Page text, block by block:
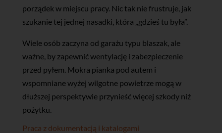
porządek w miejscu pracy. Nic tak nie frustruje, jak
szukanie tej jednej nasadki, która „gdzieś tu była”.
Wiele osób zaczyna od garażu typu blaszak, ale
ważne, by zapewnić wentylację i zabezpieczenie
przed pyłem. Mokra pianka pod autem i
wspomniane wyżej wilgotne powietrze mogą w
dłuższej perspektywie przynieść więcej szkody niż
pożytku.
Praca z dokumentacją i katalogami